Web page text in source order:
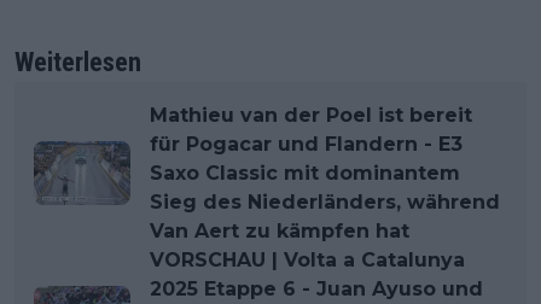
Weiterlesen
Mathieu van der Poel ist bereit
für Pogacar und Flandern - E3
Saxo Classic mit dominantem
Sieg des Niederländers, während
Van Aert zu kämpfen hat
VORSCHAU | Volta a Catalunya
2025 Etappe 6 - Juan Ayuso und